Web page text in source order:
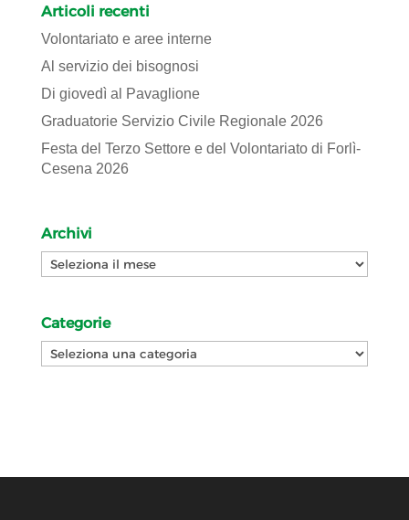
Articoli recenti
Volontariato e aree interne
Al servizio dei bisognosi
Di giovedì al Pavaglione
Graduatorie Servizio Civile Regionale 2026
Festa del Terzo Settore e del Volontariato di Forlì-
Cesena 2026
Archivi
Archivi
Categorie
Categorie